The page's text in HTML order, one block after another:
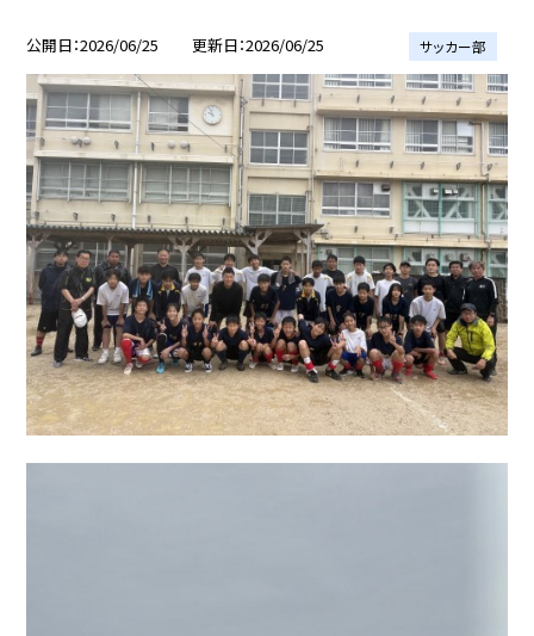
公開日 2026/06/25 更新日 2026/06/25 サッカー部